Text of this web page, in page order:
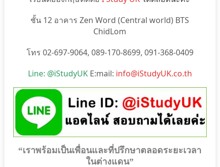
ชั้น 12 อาคาร Zen Word (Central world) BTS
ChidLom
โทร 02-697-9064, 089-170-8699, 091-368-0409
Line: @iStudyUKE:mail: info@iStudyUK.co.th
“เราพร้อมเป็นเพื่อนและที่ปรึกษาตลอดระยะเวลา
ในต่างแดน”